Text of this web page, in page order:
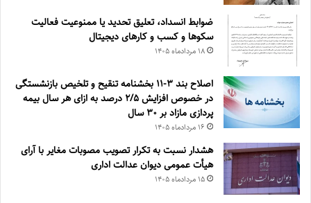
ضوابط انسداد، تعليق تحديد يا ممنوعيت فعاليت
سكوها و كسب و كارهای ديجيتال
۱۸ مرداد‌ماه ۱۴۰۵
اصلاح بند ۳‏-۱۱ بخشنامه تنقیح و تلخیص بازنشستگی
در خصوص افزایش ۵‏‏‏‏‏‏‏‏‏/۲ درصد به ازای هر سال بیمه
پردازی مازاد بر ۳۰‏ سال
۱۶ مرداد‌ماه ۱۴۰۵
هشدار نسبت به تکرار تصویب مصوبات مغایر با آرای
هیأت عمومی دیوان عدالت اداری
۱۵ مرداد‌ماه ۱۴۰۵